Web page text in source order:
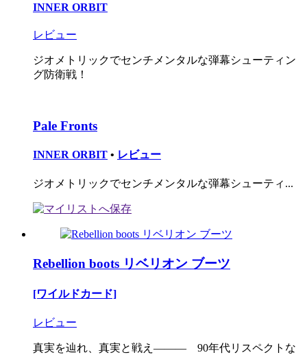
INNER ORBIT
レビュー
ジオメトリックでセンチメンタルな弾幕シューティン
グ防衛戦！
Pale Fronts
INNER ORBIT • レビュー
ジオメトリックでセンチメンタルな弾幕シューティ...
Rebellion boots リベリオン ブーツ
[ワイルドカード]
レビュー
真実を辿れ、真実と戦え――― 90年代リスペクトな